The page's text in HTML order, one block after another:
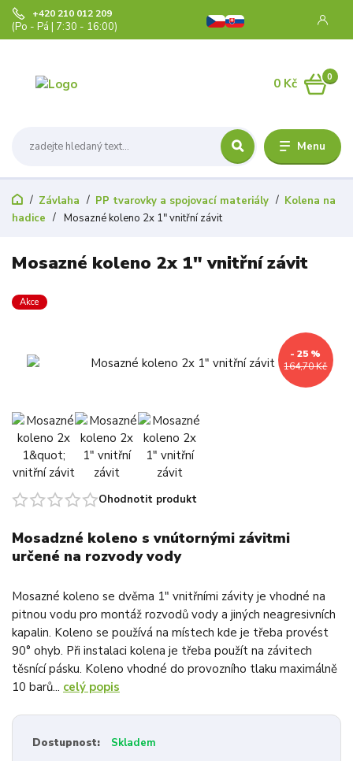
Menu
+420 210 012 209
(Po - Pá | 7:30 - 16:00)
0
0 Kč
Závlaha PP tvarovky a spojovací materiály
Kolena na
hadice
Mosazné koleno 2x 1" vnitřní závit
Mosazné koleno 2x 1" vnitřní závit
Akce
164,70 Kč
- 25 %
Ohodnotit produkt
Mosadzné koleno s vnútornými závitmi
určené na rozvody vody
Mosazné koleno se dvěma 1" vnitřními závity je vhodné na
pitnou vodu pro montáž rozvodů vody a jiných neagresivních
kapalin. Koleno se používá na místech kde je třeba provést
90° ohyb. Při instalaci kolena je třeba použít na závitech
těsnící pásku. Koleno vhodné do provozního tlaku maximálně
10 barů... celý popis
Dostupnost: Skladem